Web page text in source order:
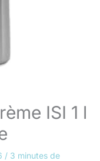
ISI 1 l
/ 3 minutes de